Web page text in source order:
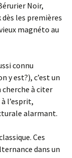
Noir,
les premières
magnéto au
connu
y est?), c’est un
cherche à citer
l’esprit,
alarmant.
Ces
dans un